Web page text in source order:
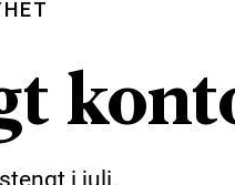
i juli.